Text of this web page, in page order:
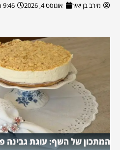
מירב בן יאיר אוגוסט 4, 2026 9:46 pm
המתכון של השף: עוגת גבינה